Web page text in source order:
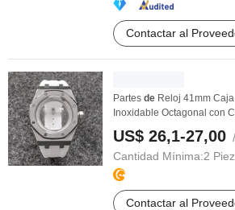
Contactar al
Partes de Reloj 41mm Caja
Inoxidable Octagonal con
US$ 26,1-27,00
Cantidad Mínima:2
Contactar al